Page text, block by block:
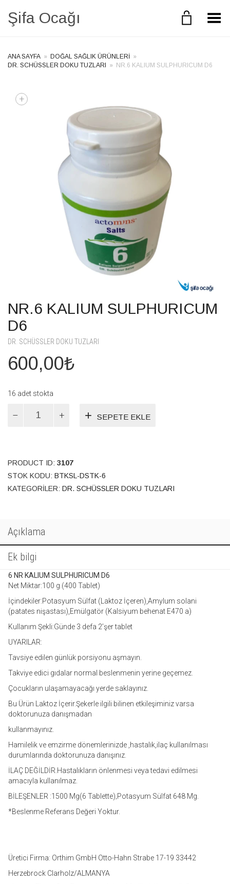
Şifa Ocağı Toggle Menu
ANA SAYFA » DOĞAL SAĞLIK ÜRÜNLERI »
DR. SCHÜSSLER DOKU TUZLARI
» NR.6 KALIUM SULPHURICUM D6
+
NR.6 KALIUM SULPHURICUM
D6
DR. SCHÜSSLER DOKU TUZLARI
600,00₺
16 adet stokta
SEPETE EKLE
PRODUCT ID: 3107
STOK KODU: BTKSL-DSTK-6
KATEGORILER: DR. SCHÜSSLER DOKU TUZLARI
Açıklama
Ek bilgi
6 NR KALIUM SULPHURICUM D6
Net Miktar:100 g.(400 Tablet)
İçindekiler:Potasyum Sülfat (Laktoz İçeren),Amylum solani
(patates nişastası),Emülgatör (Kalsiyum behenat E470 a)
Kullanım Şekli:Günde 3 defa 2’şer tablet
UYARILAR:
Tavsiye edilen günlük porsiyonu aşmayın.
Takviye edici gıdalar normal beslenmenin yerine geçemez.
Çocukların ulaşamayacağı yerde saklayınız.
Bu Ürün Laktoz İçerir.Şekerle ilgili bilinen etkileşiminiz varsa
doktorunuza danışmadan
kullanmayınız.
Hamilelik ve emzirme dönemlerinizde ,hastalık,ilaç kullanılması
durumlarında doktorunuza danışınız.
İLAÇ DEĞİLDİR.Hastalıkların önlenmesi veya tedavi edilmesi
amacıyla kullanılmaz.
BİLEŞENLER :1500 Mg(6 Tablette);Potasyum Sülfat 648 Mg.
*Beslenme Referans Değeri Yoktur.
Üretici Firma: Orthim GmbH Otto-Hahn Strabe 17-19 33442
Herzebrock Clarholz/ALMANYA